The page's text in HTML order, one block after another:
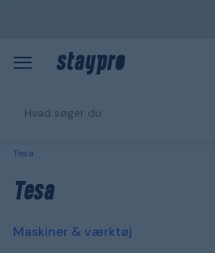
Tesa
Tesa
Maskiner & værktøj